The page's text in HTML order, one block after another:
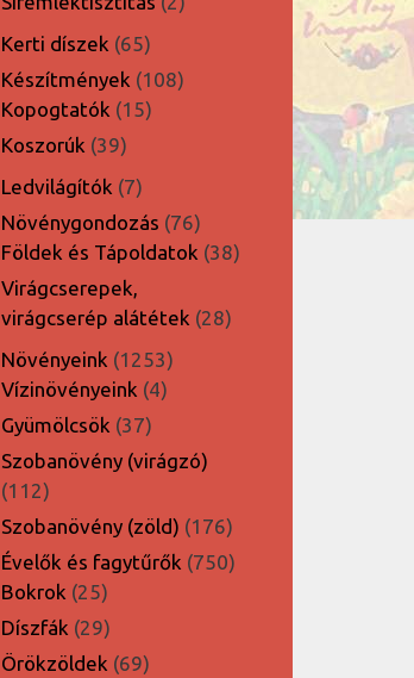
Kerti díszek 6565
termék
Készítmények 108108
Kopogtatók 1515
Koszorúk 3939
termék
Ledvilágítók 77
termék
Növénygondozás 7676
termék
Földek és Tápoldatok 3838
Virágcserepek,
virágcserép alátétek 2828
Növényeink 12531253
termék
Vízinövényeink 44
Gyümölcsök 3737
termék
Szobanövény (virágzó)
112112
termék
Szobanövény (zöld) 176176
termék
Évelők és fagytűrők 750750
Bokrok 2525
termék
Díszfák 2929
termék
Örökzöldek 6969